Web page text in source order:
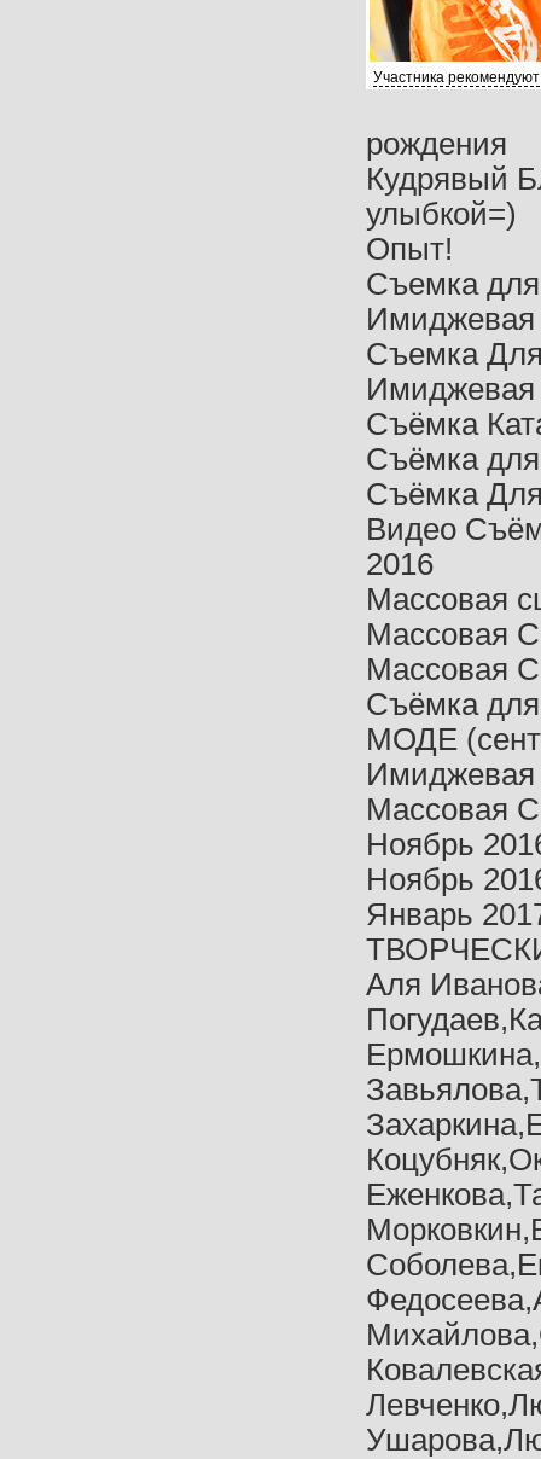
Участника рекомендуют
рождения
Кудрявый
улыбкой=)
Опыт!
Съемка
Имиджевая
Съемка
Имиджевая
Съёмка
Съёмка
Съёмка
Видео
2016
Массовая
Массовая
Массовая
Съёмка
МОДЕ
Имиджевая
Массовая
Ноябрь
Ноябрь
Январь
Аля